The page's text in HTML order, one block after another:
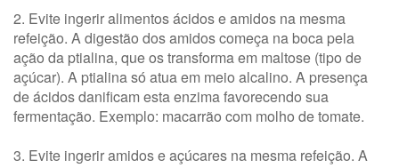
2. Evite ingerir alimentos ácidos e amidos na mesma
refeição. A digestão dos amidos começa na boca pela
ação da ptialina, que os transforma em maltose (tipo de
açúcar). A ptialina só atua em meio alcalino. A presença
de ácidos danificam esta enzima favorecendo sua
fermentação. Exemplo: macarrão com molho de tomate.
3. Evite ingerir amidos e açúcares na mesma refeição. A